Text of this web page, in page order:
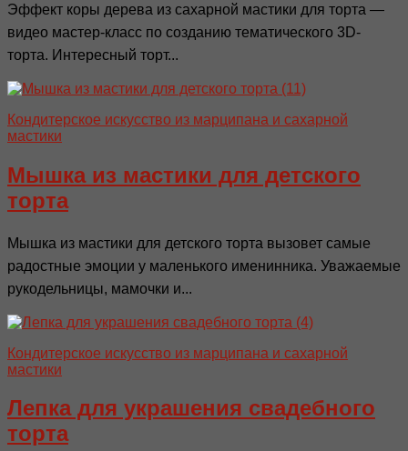
Эффект коры дерева из сахарной мастики для торта —
видео мастер-класс по созданию тематического 3D-
торта. Интересный торт...
Кондитерское искусство из марципана и сахарной
мастики
Мышка из мастики для детского
торта
Мышка из мастики для детского торта вызовет самые
радостные эмоции у маленького именинника. Уважаемые
рукодельницы, мамочки и...
Кондитерское искусство из марципана и сахарной
мастики
Лепка для украшения свадебного
торта